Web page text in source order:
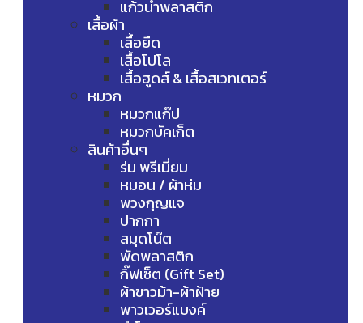
แก้วน้ำพลาสติก
เสื้อผ้า
เสื้อยืด
เสื้อโปโล
เสื้อฮูดส์ & เสื้อสเวทเตอร์
หมวก
หมวกแก๊ป
หมวกบัคเก็ต
สินค้าอื่นๆ
ร่ม พรีเมี่ยม
หมอน / ผ้าห่ม
พวงกุญแจ
ปากกา
สมุดโน๊ต
พัดพลาสติก
กิ๊ฟเซ็ต (Gift Set)
ผ้าขาวม้า-ผ้าฝ้าย
พาวเวอร์แบงค์